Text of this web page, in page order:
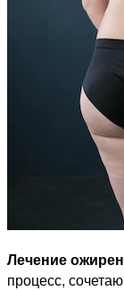
Лечение
процесс,